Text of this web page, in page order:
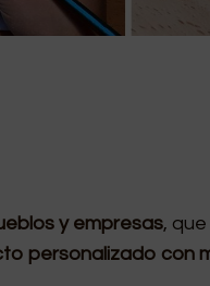
y empresas,
personalizado con